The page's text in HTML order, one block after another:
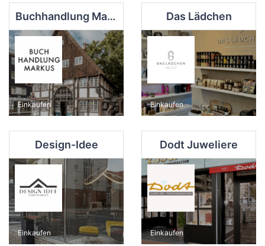
Buchhandlung Markus
Einkaufen
Das Lädchen
Einkaufen
Design-Idee
Einkaufen
Dodt Juweliere
Einkaufen